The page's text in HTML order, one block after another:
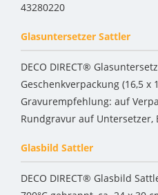
43280220
Glasuntersetzer Sattler
DECO DIRECT®
Geschenkverpackung (16,5 x
Gravurempfehlung: auf
Rundgravur auf Untersetzer,
Glasbild Sattler
DECO DIRECT® Glasbild